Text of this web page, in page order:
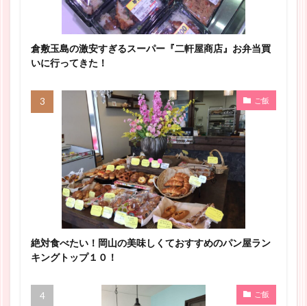
倉敷玉島の激安すぎるスーパー『二軒屋商店』お弁当買
いに行ってきた！
ご飯
絶対食べたい！岡山の美味しくておすすめのパン屋ラン
キングトップ１０！
ご飯